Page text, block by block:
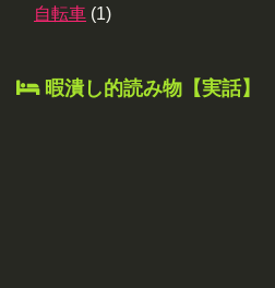
自転車 (1)
暇潰し的読み物【実話】